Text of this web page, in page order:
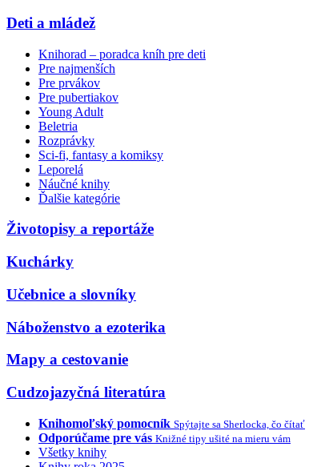
Deti a mládež
Knihorad – poradca kníh pre deti
Pre najmenších
Pre prvákov
Pre pubertiakov
Young Adult
Beletria
Rozprávky
Sci-fi, fantasy a komiksy
Leporelá
Náučné knihy
Ďalšie kategórie
Životopisy a reportáže
Kuchárky
Učebnice a slovníky
Náboženstvo a ezoterika
Mapy a cestovanie
Cudzojazyčná literatúra
Knihomoľský pomocník Spýtajte sa Sherlocka, čo čítať
Odporúčame pre vás Knižné tipy ušité na mieru vám
Všetky knihy